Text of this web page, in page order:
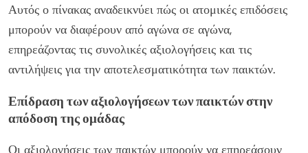
Αυτός ο πίνακας αναδεικνύει πώς οι ατομικές επιδόσεις
μπορούν να διαφέρουν από αγώνα σε αγώνα,
επηρεάζοντας τις συνολικές αξιολογήσεις και τις
αντιλήψεις για την αποτελεσματικότητα των παικτών.
Επίδραση των αξιολογήσεων των παικτών στην
απόδοση της ομάδας
Οι αξιολογήσεις των παικτών μπορούν να επηρεάσουν